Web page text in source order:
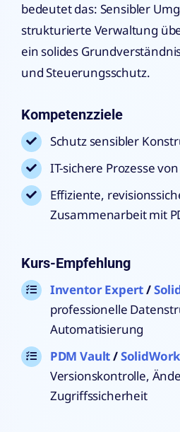
bedeutet das: Sensibler
strukturierte Verwaltung
ein solides
und Steuerungsschutz.
Kompetenzziele
Schutz sensibler
IT-sichere Prozesse
Effiziente,
Zusammenarbeit mit
Kurs-Empfehlung
Inventor Expert/
professionelle
Automatisierung
PDM Vault/
Versionskontrolle,
Zugriffssicherheit